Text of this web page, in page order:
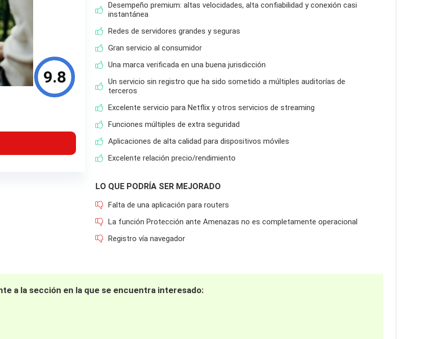
9.8
Desempeño premium: altas velocidades, alta confiabilidad y conexión casi
instantánea
Redes de servidores grandes y seguras
Gran servicio al consumidor
Una marca verificada en una buena jurisdicción
Un servicio sin registro que ha sido sometido a múltiples auditorías de
terceros
Excelente servicio para Netflix y otros servicios de streaming
Funciones múltiples de extra seguridad
Aplicaciones de alta calidad para dispositivos móviles
Excelente relación precio/rendimiento
LO QUE PODRÍA SER MEJORADO
Falta de una aplicación para routers
La función Protección ante Amenazas no es completamente operacional
Registro vía navegador
a la sección en la que se encuentra interesado: